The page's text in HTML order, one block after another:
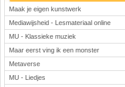
Maak je eigen kunstwerk
Mediawijsheid - Lesmateriaal online
MU - Klassieke muziek
Maar eerst ving ik een monster
Metaverse
MU - Liedjes